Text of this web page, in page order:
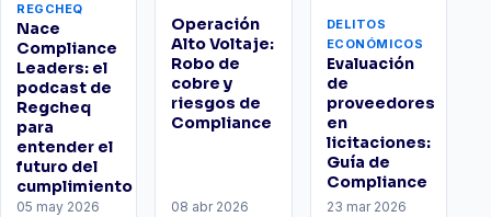
REGCHEQ
Nace
Compliance
Leaders: el
podcast de
Regcheq
para
entender el
futuro del
cumplimiento
05 may 2026
Operación
Alto Voltaje:
Robo de
cobre y
riesgos de
Compliance
08 abr 2026
DELITOS
ECONÓMICOS
Evaluación
de
proveedores
en
licitaciones:
Guía de
Compliance
23 mar 2026